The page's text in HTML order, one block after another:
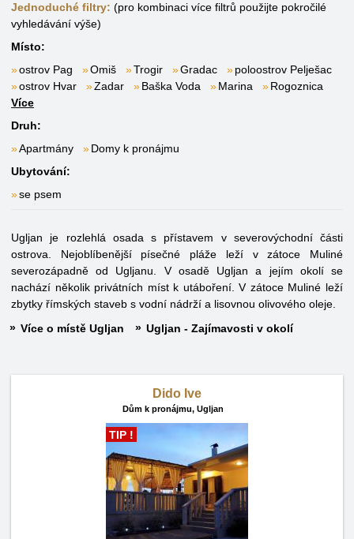
Jednoduché filtry: (pro kombinaci více filtrů použijte pokročilé
vyhledávání výše)
Místo:
ostrov Pag
Omiš Trogir Gradac
poloostrov Pelješac
ostrov Hvar
Zadar Baška Voda Marina
Rogoznica
Více
Druh:
Apartmány
Domy k pronájmu
Ubytování:
se psem
Ugljan je rozlehlá osada s přístavem v severovýchodní části
ostrova. Nejoblíbenější písečné pláže leží v zátoce Muliné
severozápadně od Ugljanu. V osadě Ugljan a jejím okolí se
nachází několik privátních míst k utáboření. V zátoce Muliné leží
zbytky římských staveb s vodní nádrží a lisovnou olivového oleje.
Více o místě Ugljan
Ugljan - Zajímavosti v okolí
Dido Ive
Dům k pronájmu, Ugljan
TIP !